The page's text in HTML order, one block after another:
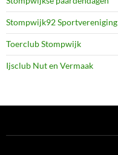
Stompwijk92 Sportvereniging
Toerclub Stompwijk
Ijsclub Nut en Vermaak